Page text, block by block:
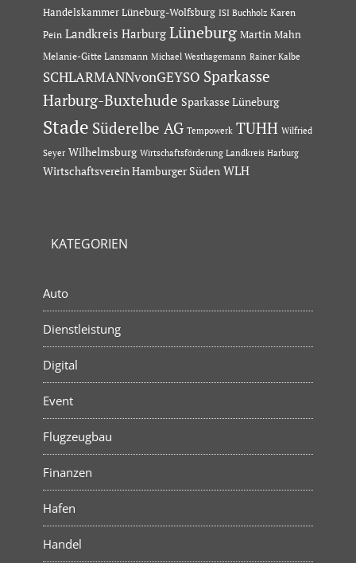
Handelskammer Lüneburg-Wolfsburg ISI Buchholz Karen
Pein Landkreis Harburg Lüneburg Martin Mahn
Melanie-Gitte Lansmann Michael Westhagemann Rainer Kalbe
SCHLARMANNvonGEYSO Sparkasse
Harburg-Buxtehude Sparkasse Lüneburg
Stade Süderelbe AG Tempowerk TUHH Wilfried
Seyer Wilhelmsburg Wirtschaftsförderung Landkreis Harburg
Wirtschaftsverein Hamburger Süden WLH
KATEGORIEN
Auto
Dienstleistung
Digital
Event
Flugzeugbau
Finanzen
Hafen
Handel